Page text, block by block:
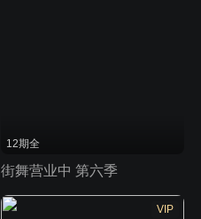
12期全
街舞营业中 第六季
VIP